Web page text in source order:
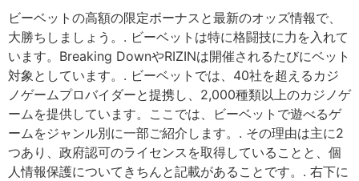
ビーベットの高額の限定ボーナスと最新のオッズ情報で、
大勝ちしましょう。. ビーベットは特に格闘技に力を入れて
います。Breaking DownやRIZINは開催されるたびにベット
対象としています。. ビーベットでは、40社を超えるカジ
ノゲームプロバイダーと提携し、2,000種類以上のカジノゲ
ームを提供しています。ここでは、ビーベットで遊べるゲ
ームをジャンル別に一部ご紹介します。. その理由は主に2
つあり、政府認可のライセンスを取得していることと、個
人情報保護についてきちんと記載があることです。. 右下に